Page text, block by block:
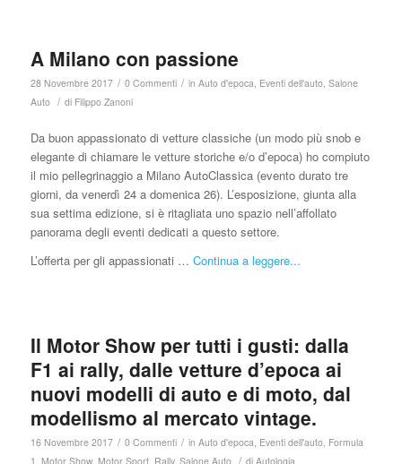
A Milano con passione
28 Novembre 2017 / 0 Commenti / in Auto d'epoca Eventi dell'auto, Salone
Auto / di Filippo Zanoni
Da buon appassionato di vetture classiche (un modo più snob e
elegante di chiamare le vetture storiche e/o d’epoca) ho compiuto
il mio pellegrinaggio a Milano AutoClassica (evento durato tre
giorni, da venerdì 24 a domenica 26). L’esposizione, giunta alla
sua settima edizione, si è ritagliata uno spazio nell’affollato
panorama degli eventi dedicati a questo settore.
L’offerta per gli appassionati … Continua a leggere...
Il Motor Show per tutti i gusti: dalla
F1 ai rally, dalle vetture d’epoca ai
nuovi modelli di auto e di moto, dal
modellismo al mercato vintage.
16 Novembre 2017 / 0 Commenti / in Auto d'epoca Eventi dell'auto, Formula
1 Motor Show, Motor Sport, Rally, Salone Auto / di Autologia